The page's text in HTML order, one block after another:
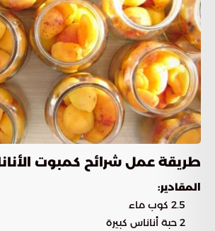
طريقة عمل شرائح كمبوت
المقادير:
2.5 كوب ماء
2 حبة أناناس كبيرة